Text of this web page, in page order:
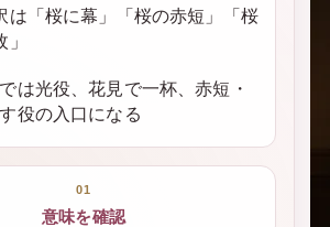
は「桜に幕」「桜の赤短」「桜
は光役、花見で一杯、赤短・
役の入口になる
01
意味を確認